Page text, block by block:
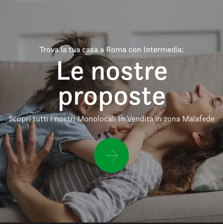
Trova la tua casa a Roma con Intermedia:
Le nostre
proposte
Scopri tutti i nostri Monolocali In Vendita in zona Malafede